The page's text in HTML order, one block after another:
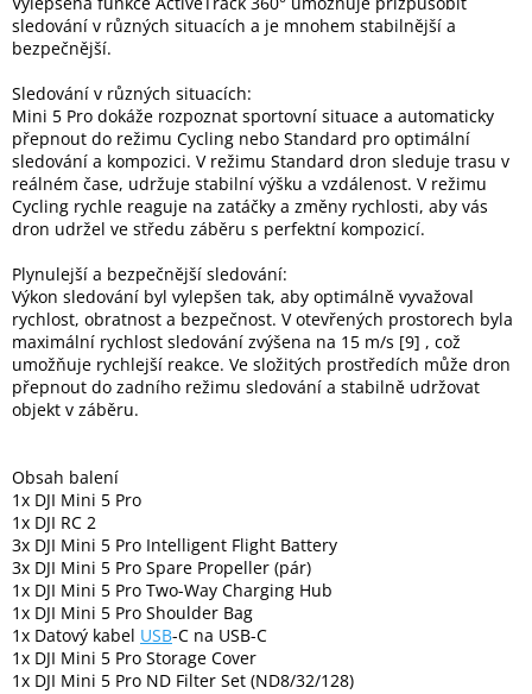
sledování v různých situacích a je mnohem stabilnější a
bezpečnější.
Sledování v různých situacích:
Mini 5 Pro dokáže rozpoznat sportovní situace a automaticky
přepnout do režimu Cycling nebo Standard pro optimální
sledování a kompozici. V režimu Standard dron sleduje trasu v
reálném čase, udržuje stabilní výšku a vzdálenost. V režimu
Cycling rychle reaguje na zatáčky a změny rychlosti, aby vás
dron udržel ve středu záběru s perfektní kompozicí.
Plynulejší a bezpečnější sledování:
Výkon sledování byl vylepšen tak, aby optimálně vyvažoval
rychlost, obratnost a bezpečnost. V otevřených prostorech byla
maximální rychlost sledování zvýšena na 15 m/s [9] , což
umožňuje rychlejší reakce. Ve složitých prostředích může dron
přepnout do zadního režimu sledování a stabilně udržovat
objekt v záběru.
Obsah balení
1x DJI Mini 5 Pro
1x DJI RC 2
3x DJI Mini 5 Pro Intelligent Flight Battery
3x DJI Mini 5 Pro Spare Propeller (pár)
1x DJI Mini 5 Pro Two-Way Charging Hub
1x DJI Mini 5 Pro Shoulder Bag
1x Datový kabel USB-C na USB-C
1x DJI Mini 5 Pro Storage Cover
1x DJI Mini 5 Pro ND Filter Set (ND8/32/128)